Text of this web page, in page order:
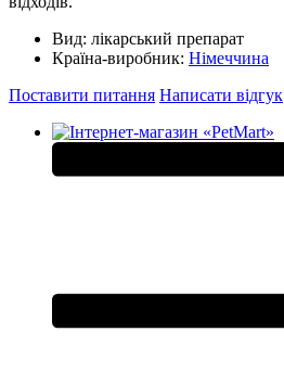
Вид: лікарський препарат
Країна-виробник: Німеччина
Поставити питання Написати відгук